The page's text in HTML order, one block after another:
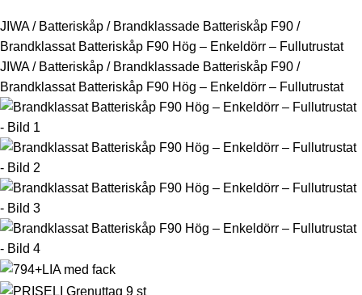
JIWA/ Batteriskåp / Brandklassade Batteriskåp F90 /
Brandklassat Batteriskåp F90 Hög – Enkeldörr – Fullutrustat
JIWA/ Batteriskåp / Brandklassade Batteriskåp F90 /
Brandklassat Batteriskåp F90 Hög – Enkeldörr – Fullutrustat